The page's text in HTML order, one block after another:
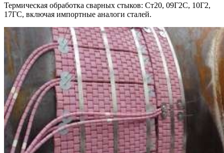
Термическая обработка сварных стыков: Ст20, 09Г2С, 10Г2,
17ГС, включая импортные аналоги сталей.